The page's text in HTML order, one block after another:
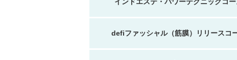
defiファッシャル（筋膜）リリースコ